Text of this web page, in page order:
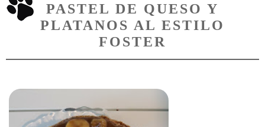
PASTEL DE QUESO Y
PLATANOS AL ESTILO
FOSTER